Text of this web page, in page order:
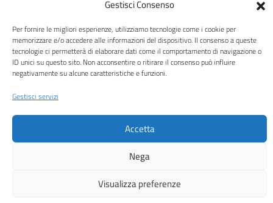
Gestisci Consenso
Per fornire le migliori esperienze, utilizziamo tecnologie come i cookie per
memorizzare e/o accedere alle informazioni del dispositivo. Il consenso a queste
tecnologie ci permetterà di elaborare dati come il comportamento di navigazione o
ID unici su questo sito. Non acconsentire o ritirare il consenso può influire
negativamente su alcune caratteristiche e funzioni.
Gestisci servizi
Accetta
Nega
Visualizza preferenze
SEGUICI SU
Facebook
Attuazione Misure PNRR
Piano di miglioramento del sito